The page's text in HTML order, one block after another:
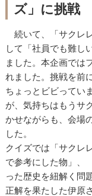
ズ」に挑戦
続いて、「サクレ
して「社員でも難し
ました。本企画では
れました。挑戦を前
ちょっとビビってい
が、気持ちはもうサ
かせながらも、会場
した。
クイズでは「サクレ
で参考にした物」、
った歴史を紐解く問
正解を果たした伊原